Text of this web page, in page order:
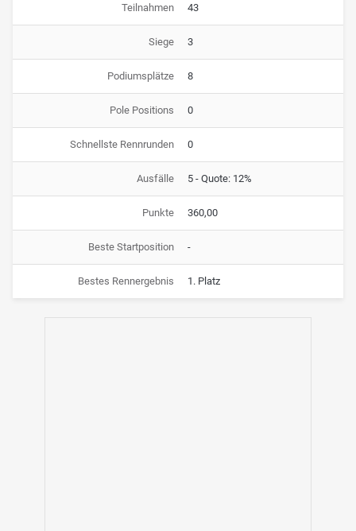
Teilnahmen 43
Siege 3
Podiumsplätze 8
Pole Positions 0
Schnellste Rennrunden 0
Ausfälle 5 - Quote: 12%
Punkte 360,00
Beste Startposition -
Bestes Rennergebnis 1. Platz